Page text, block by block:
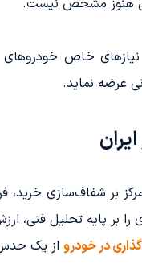
آن هنوز مشخص نیست.
خاص
عرضه نماید.
بر شفاف‌سازی
پایه تحلیل فنی،
در خودرو از یک